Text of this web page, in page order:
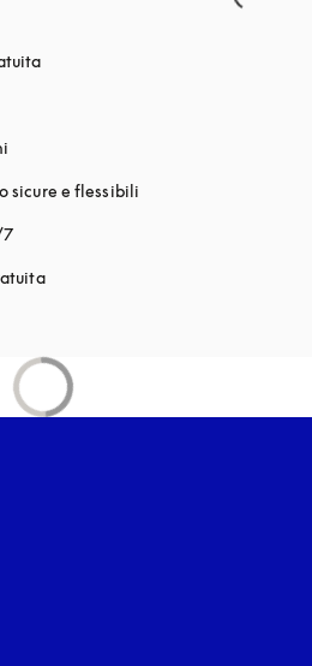
sicure e flessibili
7
si apre in una nuova finestra